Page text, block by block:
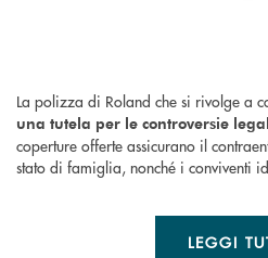
La polizza di Roland che si rivolge a
una tutela per le controversie
coperture offerte assicurano il
stato di famiglia, nonché i conviventi
LEGGI